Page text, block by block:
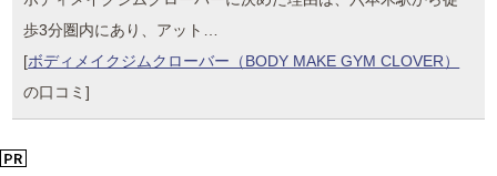
歩3分圏内にあり、アット…
[ボディメイクジムクローバー（BODY MAKE GYM CLOVER）
の口コミ]